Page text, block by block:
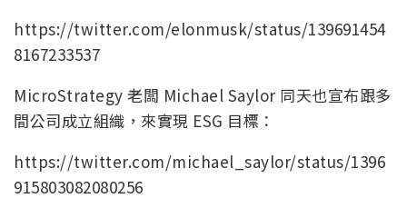
https://twitter.com/elonmusk/status/139691454
8167233537
MicroStrategy 老闆 Michael Saylor 同天也宣布跟多
間公司成立組織，來實現 ESG 目標：
https://twitter.com/michael_saylor/status/1396
915803082080256